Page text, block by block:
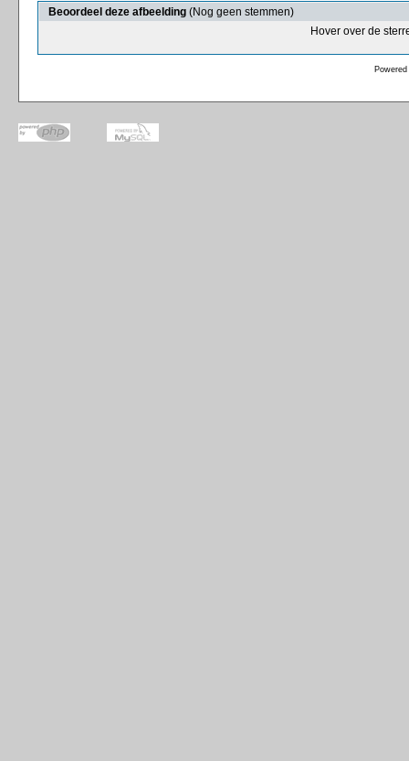
Beoordeel deze afbeelding (Nog geen stemmen)
Hover over de